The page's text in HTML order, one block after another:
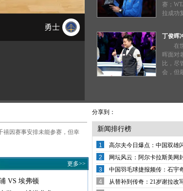
赛；
拉成功
奥和卡
子和
发声，
益。
丁俊晖
分，2-
冠军
在
晖面对
比，尽
会，但
禧因赛事安排未能参赛，但幸
更多>>
VS 埃弗顿
分享到：
新闻排行榜
1
高尔夫今日爆点：中国双雄
2
网坛风云：阿尔卡拉斯美网
3
中国羽毛球捷报频传：石宇
4
从替补到传奇：21岁谢拉改